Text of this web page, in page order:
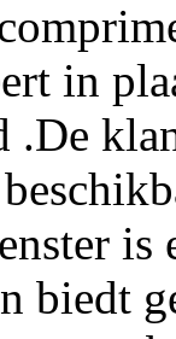
in
.De
biedt